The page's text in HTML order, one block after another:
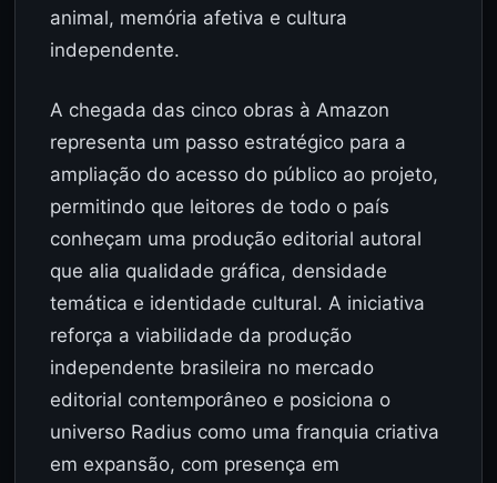
animal, memória afetiva e cultura
independente.
A chegada das cinco obras à Amazon
representa um passo estratégico para a
ampliação do acesso do público ao projeto,
permitindo que leitores de todo o país
conheçam uma produção editorial autoral
que alia qualidade gráfica, densidade
temática e identidade cultural. A iniciativa
reforça a viabilidade da produção
independente brasileira no mercado
editorial contemporâneo e posiciona o
universo Radius como uma franquia criativa
em expansão, com presença em